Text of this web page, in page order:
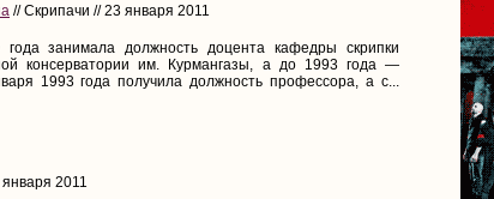
// Скрипачи // 23 января 2011
занимала должность доцента кафедры скрипки
консерватории им. Курмангазы, а до 1993 года —
1993 года получила должность профессора, а с...
2011